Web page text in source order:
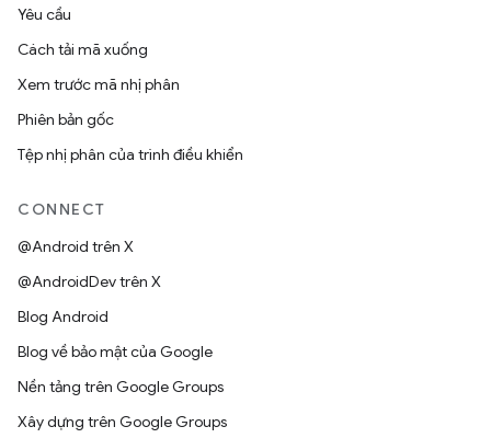
Yêu cầu
Cách tải mã xuống
Xem trước mã nhị phân
Phiên bản gốc
Tệp nhị phân của trình điều khiển
CONNECT
@Android trên X
@AndroidDev trên X
Blog Android
Blog về bảo mật của Google
Nền tảng trên Google Groups
Xây dựng trên Google Groups